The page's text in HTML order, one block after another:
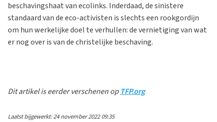
beschavingshaat van ecolinks. Inderdaad, de sinistere
standaard van de eco-activisten is slechts een rookgordijn
om hun werkelijke doel te verhullen: de vernietiging van wat
er nog over is van de christelijke beschaving.
Dit artikel is eerder verschenen opTFP.org
Laatst bijgewerkt: 24 november 2022 09:35